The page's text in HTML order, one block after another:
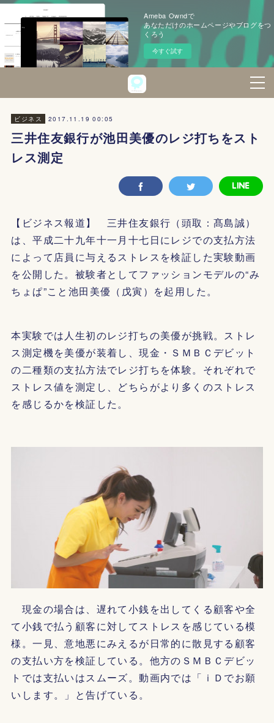
Ameba Owndで
あなただけのホームページやブログをつ
くろう
今すぐ試す
ビジネス 2017.11.19 00:05
三井住友銀行が池田美優のレジ打ちをスト
レス測定
【ビジネス報道】 三井住友銀行（頭取：髙島誠）
は、平成二十九年十一月十七日にレジでの支払方法
によって店員に与えるストレスを検証した実験動画
を公開した。被験者としてファッションモデルの“み
ちょぱ”こと池田美優（戊寅）を起用した。
本実験では人生初のレジ打ちの美優が挑戦。ストレ
ス測定機を美優が装着し、現金・ＳＭＢＣデビット
の二種類の支払方法でレジ打ちを体験。それぞれで
ストレス値を測定し、どちらがより多くのストレス
を感じるかを検証した。
現金の場合は、遅れて小銭を出してくる顧客や全
て小銭で払う顧客に対してストレスを感じている模
様。一見、意地悪にみえるが日常的に散見する顧客
の支払い方を検証している。他方のＳＭＢＣデビッ
トでは支払いはスムーズ。動画内では「ｉＤでお願
いします。」と告げている。